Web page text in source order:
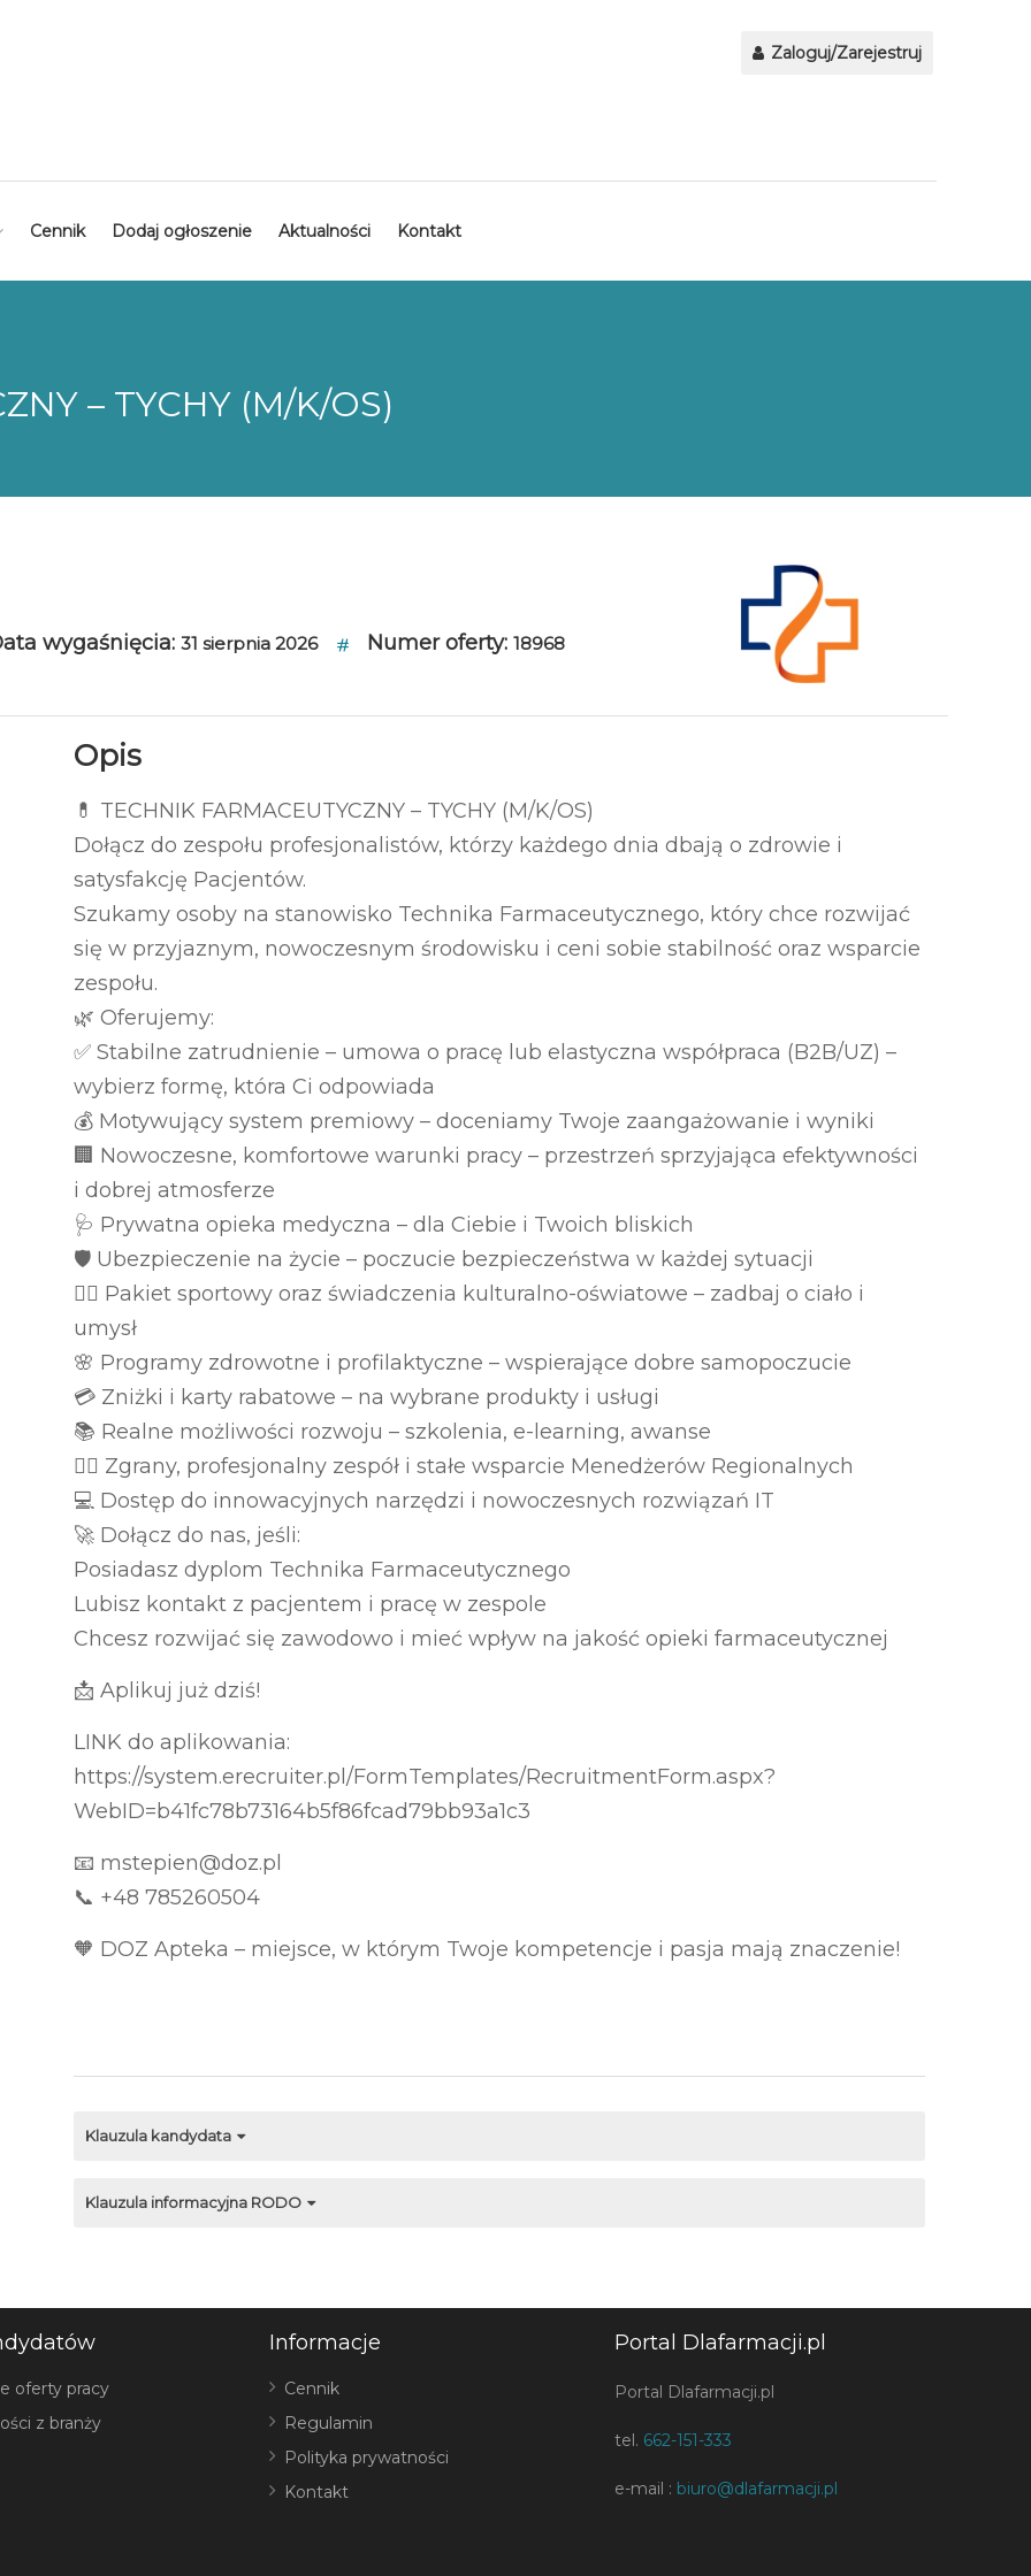
Cennik Dodaj ogłoszenie Aktualności Kontakt
Zaloguj/Zarejestruj
– TYCHY (M/K/OS)
wygaśnięcia: 31 sierpnia 2026 Numer oferty: 18968
Opis
💊 TECHNIK FARMACEUTYCZNY – TYCHY (M/K/OS)
Dołącz do zespołu profesjonalistów, którzy każdego dnia dbają o zdrowie i
satysfakcję Pacjentów.
Szukamy osoby na stanowisko Technika Farmaceutycznego, który chce rozwijać
się w przyjaznym, nowoczesnym środowisku i ceni sobie stabilność oraz wsparcie
zespołu.
🌿 Oferujemy:
✅ Stabilne zatrudnienie – umowa o pracę lub elastyczna współpraca (B2B/UZ) –
wybierz formę, która Ci odpowiada
💰 Motywujący system premiowy – doceniamy Twoje zaangażowanie i wyniki
🏢 Nowoczesne, komfortowe warunki pracy – przestrzeń sprzyjająca efektywności
i dobrej atmosferze
🩺 Prywatna opieka medyczna – dla Ciebie i Twoich bliskich
🛡️ Ubezpieczenie na życie – poczucie bezpieczeństwa w każdej sytuacji
🏃‍♀️ Pakiet sportowy oraz świadczenia kulturalno-oświatowe – zadbaj o ciało i
umysł
🌸 Programy zdrowotne i profilaktyczne – wspierające dobre samopoczucie
💳 Zniżki i karty rabatowe – na wybrane produkty i usługi
📚 Realne możliwości rozwoju – szkolenia, e-learning, awanse
👩‍⚕️ Zgrany, profesjonalny zespół i stałe wsparcie Menedżerów Regionalnych
💻 Dostęp do innowacyjnych narzędzi i nowoczesnych rozwiązań IT
🚀 Dołącz do nas, jeśli:
Posiadasz dyplom Technika Farmaceutycznego
Lubisz kontakt z pacjentem i pracę w zespole
Chcesz rozwijać się zawodowo i mieć wpływ na jakość opieki farmaceutycznej
📩 Aplikuj już dziś!
LINK do aplikowania:
https://system.erecruiter.pl/FormTemplates/RecruitmentForm.aspx?
WebID=b41fc78b73164b5f86fcad79bb93a1c3
📧 mstepien@doz.pl
📞 +48 785260504
🧡 DOZ Apteka – miejsce, w którym Twoje kompetencje i pasja mają znaczenie!
Klauzula kandydata
Klauzula informacyjna RODO
oferty pracy
z branży
Informacje
Cennik
Regulamin
Polityka prywatności
Kontakt
Portal Dlafarmacji.pl
Portal Dlafarmacji.pl
tel. 662-151-333
e-mail : biuro@dlafarmacji.pl